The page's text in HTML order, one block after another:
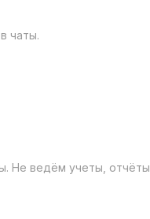
чаты.
Не ведём учеты, отчёты